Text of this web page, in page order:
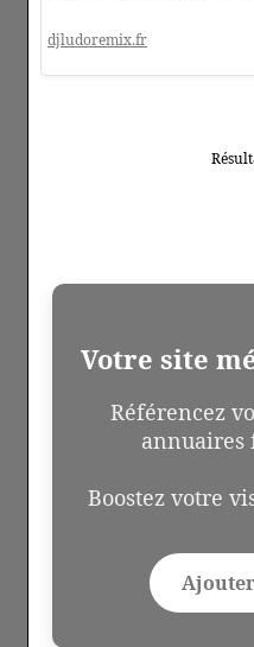
djludoremix.fr
Votre site
Référencez
annuaires
Boostez votre